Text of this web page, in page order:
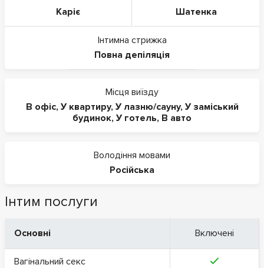
Каріє
Шатенка
Інтимна стрижка
Повна депіляція
Місця виїзду
В офіс, У квартиру, У лазню/сауну, У заміський
будинок, У готель, В авто
Володіння мовами
Російська
Інтим послуги
Основні Включені
Вагінальний секс